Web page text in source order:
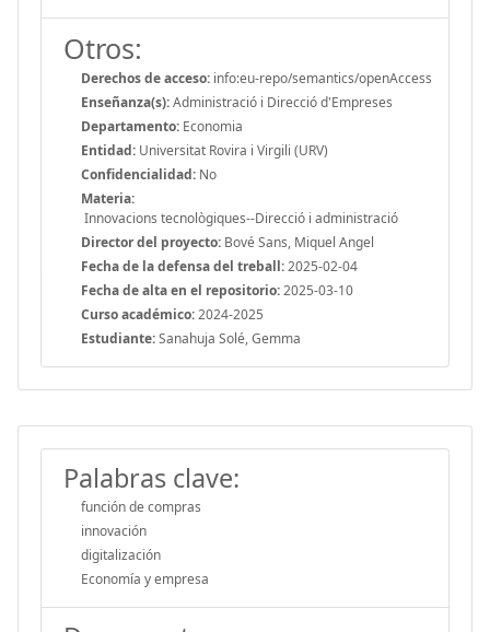
Otros:
Derechos de acceso: info:eu-repo/semantics/openAccess
Enseñanza(s):Administració i Direcció d'Empreses
Departamento: Economia
Entidad: Universitat Rovira i Virgili (URV)
Confidencialidad: No
Materia:
Innovacions tecnològiques--Direcció i administració
Director del proyecto: Bové Sans, Miquel Angel
Fecha de la defensa del treball:2025-02-04
Fecha de alta en el repositorio:2025-03-10
Curso académico:2024-2025
Estudiante:Sanahuja Solé, Gemma
Palabras clave:
función de compras
innovación
digitalización
Economía y empresa